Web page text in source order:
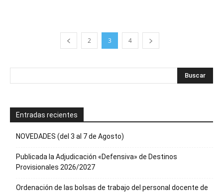
2 3 4
Entradas recientes
NOVEDADES (del 3 al 7 de Agosto)
Publicada la Adjudicación «Defensiva» de Destinos
Provisionales 2026/2027
Ordenación de las bolsas de trabajo del personal docente de